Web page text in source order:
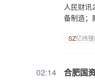
人民财讯
备制造；
SZ亿纬
02:14 合肥国